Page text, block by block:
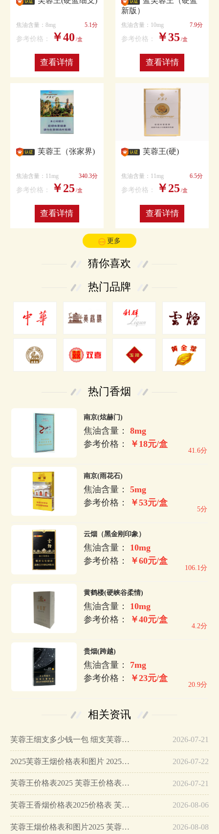
焦油含量：8mg 5.1分
参考价格： ￥40 /盒
查看详情
新版）
焦油含量：10mg 7.9分
参考价格： ￥35 /盒
查看详情
芙蓉王（张家界)
焦油含量：11mg 340.3分
参考价格： ￥25 /盒
查看详情
芙蓉王(硬)
焦油含量：11mg 6.5分
参考价格： ￥25 /盒
查看详情
更多
猜你喜欢
热门品牌
热门香烟
南京(炫赫门)
焦油含量：8mg
参考价格：
￥18元/盒
41.6分
南京(雨花石)
焦油含量：5mg
参考价格：
￥53元/盒
5分
云烟（黑金刚印象）
焦油含量： 10mg
参考价格：
￥60元/盒
106.1分
黄鹤楼(硬峡谷柔情)
焦油含量： 10mg
参考价格：
￥40元/盒
4.2分
贵烟(跨越)
焦油含量： 7mg
参考价格：
￥23元/盒
20.9分
相关资讯
芙蓉王细支多少钱一包 细支芙蓉王全部价格表大全… 2026-07-21
2025芙蓉王烟价格表和图片 2025芙蓉王香烟价格表大全… 2026-07-22
芙蓉王价格表2025 芙蓉王价格表图片大全集… 2026-07-21
芙蓉王香烟价格表2025价格表 芙蓉王香烟价格表大全… 2026-08-06
芙蓉王烟价格表和图片2025 芙蓉王香烟价格表大全集… 2026-08-08